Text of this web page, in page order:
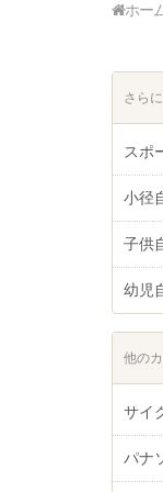
ホー
さら
スポ
小径
子供
幼児
他の
サイ
パナ